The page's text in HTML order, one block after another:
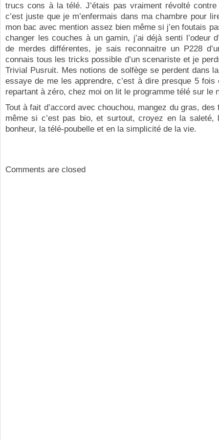
trucs cons à la télé. J’étais pas vraiment révolté
c’est juste que je m’enfermais dans ma chambre pour
mon bac avec mention assez bien même si j’en foutais
changer les couches à un gamin, j’ai déjà senti l’odeur
de merdes différentes, je sais reconnaitre un P228
connais tous les tricks possible d’un scenariste et je
Trivial Pusruit. Mes notions de solfège se perdent dans
essaye de me les apprendre, c’est à dire presque 5 fois
repartant à zéro, chez moi on lit le programme télé sur le
Tout à fait d’accord avec chouchou, mangez du gras, des
même si c’est pas bio, et surtout, croyez en la saleté,
bonheur, la télé-poubelle et en la simplicité de la vie.
Comments are closed